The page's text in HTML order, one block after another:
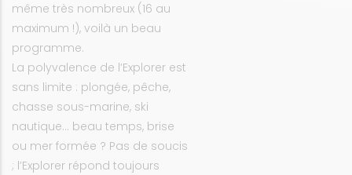
même très nombreux (16 au
maximum !), voilà un beau
programme.
La polyvalence de l’Explorer est
sans limite : plongée, pêche,
chasse sous-marine, ski
nautique… beau temps, brise
ou mer formée ? Pas de soucis
; l’Explorer répond toujours